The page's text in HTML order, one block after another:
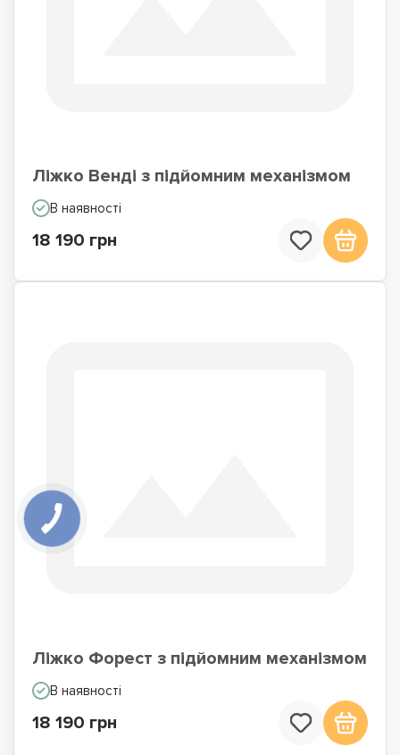
Ліжко Венді з підйомним механізмом
В наявності
18 190 грн
Ліжко Форест з підйомним механізмом
В наявності
18 190 грн